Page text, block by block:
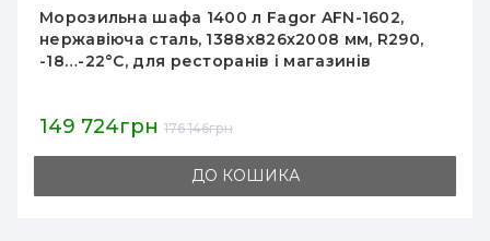
Морозильна шафа 1400 л Fagor AFN-1602,
нержавіюча сталь, 1388х826х2008 мм, R290,
-18…-22°C, для ресторанів і магазинів
149 724грн 176 146грн
ДО КОШИКА